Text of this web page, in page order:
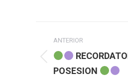
entre
publicaciones
ANTERIOR
Publicación
anterior:
POSESION